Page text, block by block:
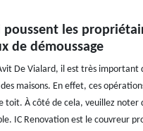
poussent les
de démoussage
De Vialard, il est très important
maisons. En effet, ces
toit. À côté de cela, veuillez noter
IC Renovation est le couvreur